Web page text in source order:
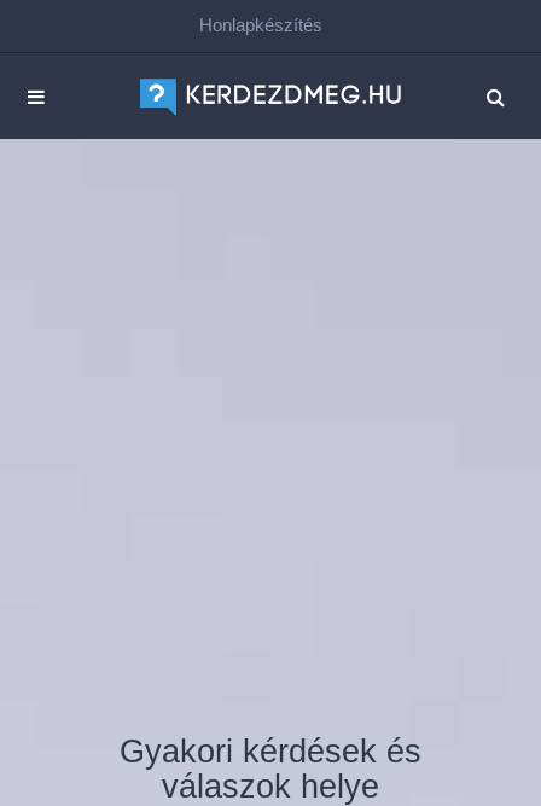
Honlapkészítés
Gyakori kérdések és
válaszok helye